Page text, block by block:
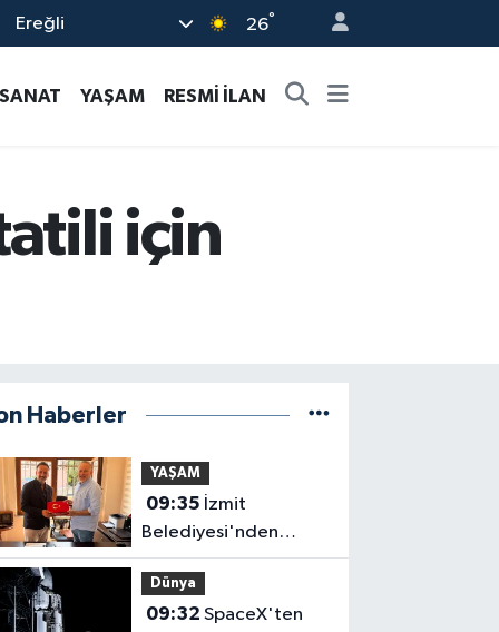
Ereğli 26°
YAŞAM RESMİ İLAN
için
Haberler
YAŞAM
09:35
Belediyesi'nden
muhtarlara doğum
günü ziyareti
Dünya
09:32 SpaceX'ten